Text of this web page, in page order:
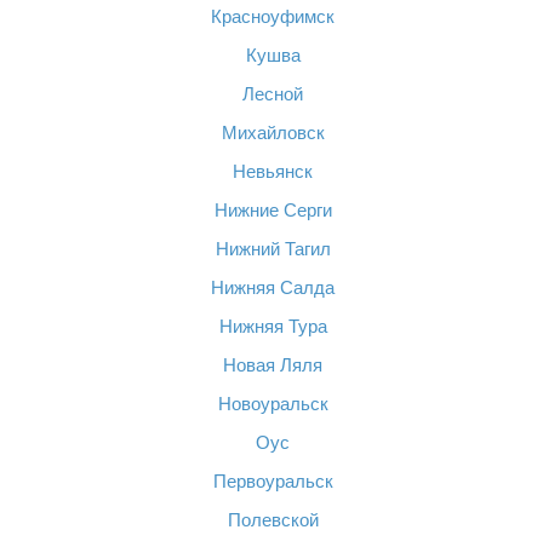
Красноуфимск
Кушва
Лесной
Михайловск
Невьянск
Нижние Серги
Нижний Тагил
Нижняя Салда
Нижняя Тура
Новая Ляля
Новоуральск
Оус
Первоуральск
Полевской